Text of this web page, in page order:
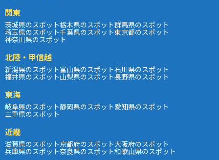
関東
茨城県のスポット栃木県のスポット群馬県のスポット
埼玉県のスポット千葉県のスポット東京都のスポット
神奈川県のスポット
北陸・甲信越
新潟県のスポット富山県のスポット石川県のスポット
福井県のスポット山梨県のスポット長野県のスポット
東海
岐阜県のスポット静岡県のスポット愛知県のスポット
三重県のスポット
近畿
滋賀県のスポット京都府のスポット大阪府のスポット
兵庫県のスポット奈良県のスポット和歌山県のスポット